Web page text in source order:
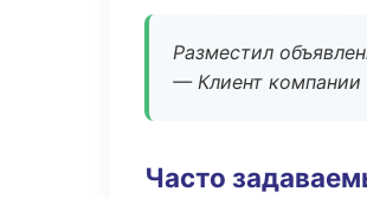
Разместил
— Клиент компании
Часто